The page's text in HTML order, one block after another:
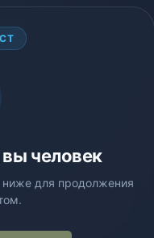
человек
для продолжения